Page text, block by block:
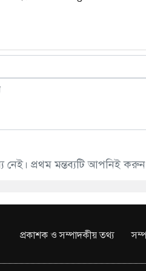
প্রথম মন্তব্যটি আপনিই
প্রকাশক ও সম্পাদকীয় তথ্য